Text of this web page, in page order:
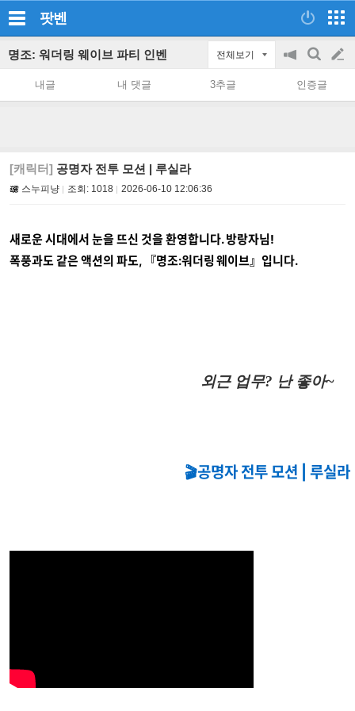
팟벤
명조: 워더링 웨이브 파티 인벤 전체보기
공
on/off
검
색
글
쓰
내글 내 댓글 3추글 인증글
[캐릭터] 공명자 전투 모션 | 루실라
스누피냥 조회: 1018 2026-06-10 12:06:36
새로운 시대에서 눈을 뜨신 것을 환영합니다. 방랑자님!
폭풍과도 같은 액션의 파도, 『명조:워더링 웨이브』입니다.
외근 업무? 난 좋아~
🎬공명자 전투 모션 | 루실라